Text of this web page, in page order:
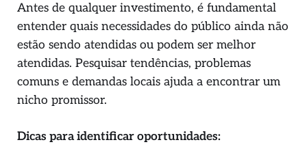
Antes de qualquer investimento, é fundamental
entender quais necessidades do público ainda não
estão sendo atendidas ou podem ser melhor
atendidas. Pesquisar tendências, problemas
comuns e demandas locais ajuda a encontrar um
nicho promissor.
Dicas para identificar oportunidades: